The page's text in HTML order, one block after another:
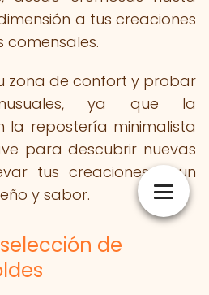
a tus creaciones
zona de confort y probar
ya que la
la repostería minimalista
para descubrir nuevas
tus creaciones a un
y sabor.
de